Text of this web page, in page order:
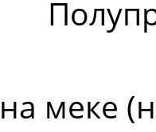
меке